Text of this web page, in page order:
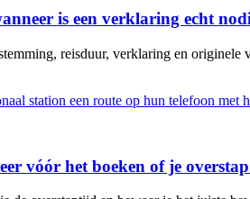
is een verklaring echt
reisduur, verklaring en originele
vóór het boeken of je